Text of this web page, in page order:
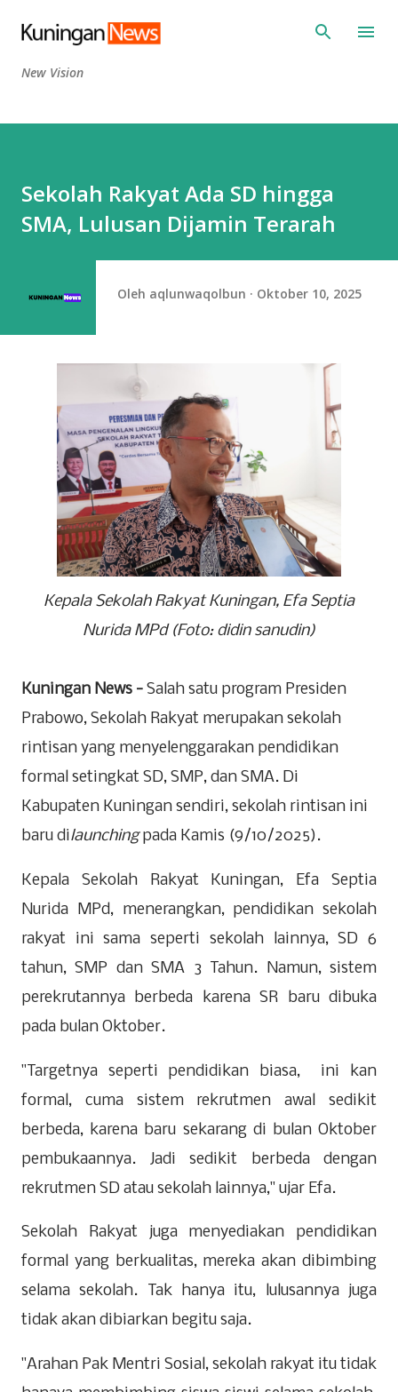
Langsung ke konten utama
New Vision
Sekolah Rakyat Ada SD hingga
SMA, Lulusan Dijamin Terarah
Oleh aqlunwaqolbun Oktober 10, 2025
Kepala Sekolah Rakyat Kuningan, Efa Septia
Nurida MPd (Foto: didin sanudin)
Kuningan News - Salah satu program Presiden
Prabowo, Sekolah Rakyat merupakan sekolah
rintisan yang menyelenggarakan pendidikan
formal setingkat SD, SMP, dan SMA. Di
Kabupaten Kuningan sendiri, sekolah rintisan ini
baru dilaunchingpada Kamis (9/10/2025).
Kepala Sekolah Rakyat Kuningan, Efa Septia
Nurida MPd, menerangkan, pendidikan sekolah
rakyat ini sama seperti sekolah lainnya, SD 6
tahun, SMP dan SMA 3 Tahun. Namun, sistem
perekrutannya berbeda karena SR baru dibuka
pada bulan Oktober.
"Targetnya seperti pendidikan biasa, ini kan
formal, cuma sistem rekrutmen awal sedikit
berbeda, karena baru sekarang di bulan Oktober
pembukaannya. Jadi sedikit berbeda dengan
rekrutmen SD atau sekolah lainnya," ujar Efa.
Sekolah Rakyat juga menyediakan pendidikan
formal yang berkualitas, mereka akan dibimbing
selama sekolah. Tak hanya itu, lulusannya juga
tidak akan dibiarkan begitu saja.
"Arahan Pak Mentri Sosial, sekolah rakyat itu tidak